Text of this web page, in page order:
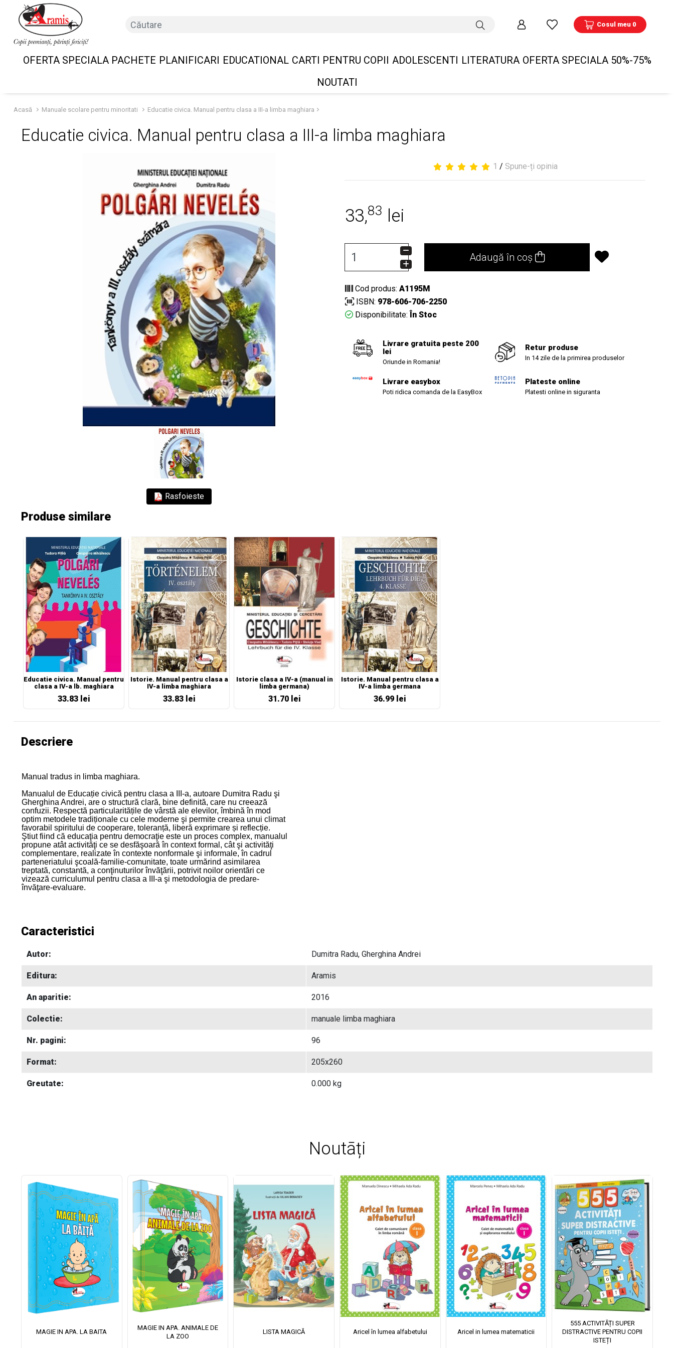
Cosul meu 0
OFERTA SPECIALA PACHETE PLANIFICARI EDUCATIONAL CARTI PENTRU COPII ADOLESCENTI LITERATURA OFERTA SPECIALA 50%-75%
NOUTATI
Acasă Manuale scolare pentru minoritati Educatie civica. Manual pentru clasa a III-a limba maghiara
Educatie civica. Manual pentru clasa a III-a limba maghiara
Rasfoieste
1 / Spune-ți opinia
33,83 lei
Adaugă în coș
Cod produs: A1195M
ISBN: 978-606-706-2250
Disponibilitate: În Stoc
Livrare gratuita peste 200
lei
Oriunde in Romania!
Retur produse
In 14 zile de la primirea produselor
Livrare easybox
Poti ridica comanda de la EasyBox
Plateste online
Platesti online in siguranta
Produse similare
Educatie civica. Manual pentru
clasa a IV-a lb. maghiara
33.83 lei
Istorie. Manual pentru clasa a
IV-a limba maghiara
33.83 lei
Istorie clasa a IV-a (manual in
limba germana)
31.70 lei
Istorie. Manual pentru clasa a
IV-a limba germana
36.99 lei
Descriere
Manual tradus in limba maghiara.
Manualul de Educație civică pentru clasa a III-a, autoare Dumitra Radu şi
Gherghina Andrei, are o structură clară, bine definită, care nu creează
confuzii. Respectă particularitățile de vârstă ale elevilor, îmbină în mod
optim metodele tradiționale cu cele moderne şi permite crearea unui climat
favorabil spiritului de cooperare, toleranță, liberă exprimare și reflecție.
Ştiut fiind că educaţia pentru democraţie este un proces complex, manualul
propune atât activităţi ce se desfăşoară în context formal, cât şi activităţi
complementare, realizate în contexte nonformale şi informale, în cadrul
parteneriatului şcoală-familie-comunitate, toate urmărind asimilarea
treptată, constantă, a conţinuturilor învăţării, potrivit noilor orientări ce
vizează curriculumul pentru clasa a III-a şi metodologia de predare-
învăţare-evaluare.
Caracteristici
Autor: Dumitra Radu, Gherghina Andrei
Editura: Aramis
An aparitie: 2016
Colectie: manuale limba maghiara
Nr. pagini: 96
Format: 205x260
Greutate: 0.000 kg
Noutāți
MAGIE IN APA. LA BAITA
MAGIE IN APA. ANIMALE DE
LA ZOO
LISTA MAGICĂ Aricel în lumea alfabetului Aricel in lumea matematicii
555 ACTIVITĂȚI SUPER
DISTRACTIVE PENTRU COPII
ISTEȚI